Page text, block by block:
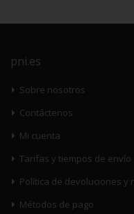
pni.es
Sobre nosotros
Contáctenos
Mi cuenta
Tarifas y tiempos de envío
Política de devoluciones y
Métodos de pago